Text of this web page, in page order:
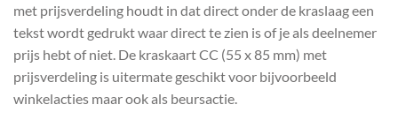
met prijsverdeling houdt in dat direct onder de kraslaag een
tekst wordt gedrukt waar direct te zien is of je als deelnemer
prijs hebt of niet. De kraskaart CC (55 x 85 mm) met
prijsverdeling is uitermate geschikt voor bijvoorbeeld
winkelacties maar ook als beursactie.